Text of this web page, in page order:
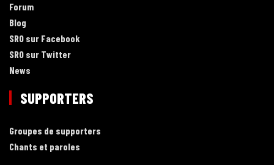
Forum
Blog
SRO sur Facebook
SRO sur Twitter
News
SUPPORTERS
Groupes de supporters
Chants et paroles